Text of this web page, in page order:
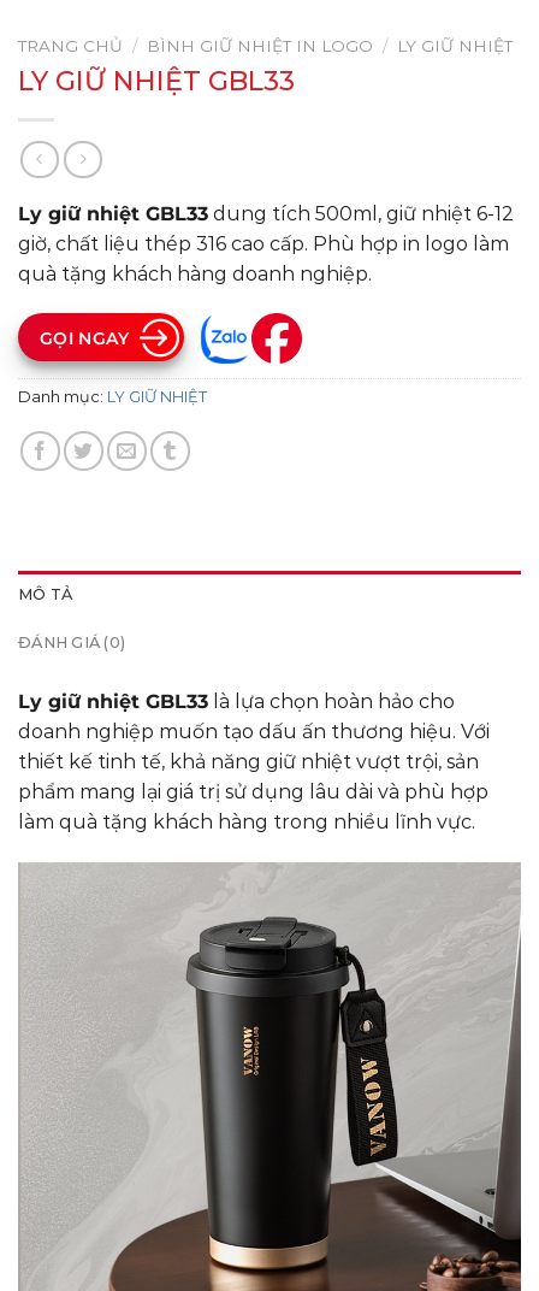
TRANG CHỦ / BÌNH GIỮ NHIỆT IN LOGO / LY GIỮ NHIỆT
LY GIỮ NHIỆT GBL33
Ly giữ nhiệt GBL33 dung tích 500ml, giữ nhiệt 6-12
giờ, chất liệu thép 316 cao cấp. Phù hợp in logo làm
quà tặng khách hàng doanh nghiệp.
GỌI NGAY
Danh mục: LY GIỮ NHIỆT
MÔ TẢ
ĐÁNH GIÁ (0)
Ly giữ nhiệt GBL33 là lựa chọn hoàn hảo cho
doanh nghiệp muốn tạo dấu ấn thương hiệu. Với
thiết kế tinh tế, khả năng giữ nhiệt vượt trội, sản
phẩm mang lại giá trị sử dụng lâu dài và phù hợp
làm quà tặng khách hàng trong nhiều lĩnh vực.